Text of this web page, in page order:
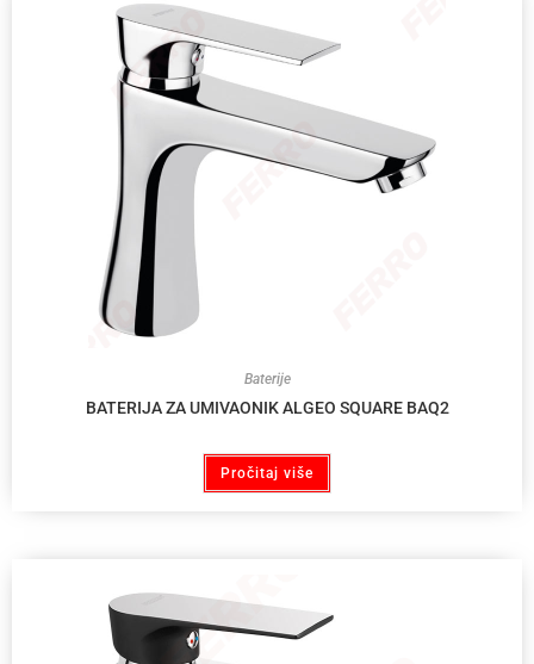
Baterije
BATERIJA ZA UMIVAONIK ALGEO SQUARE BAQ2
Pročitaj više